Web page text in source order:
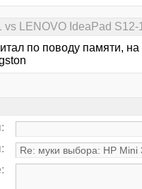
LENOVO IdeaPad S12-
по поводу памяти,